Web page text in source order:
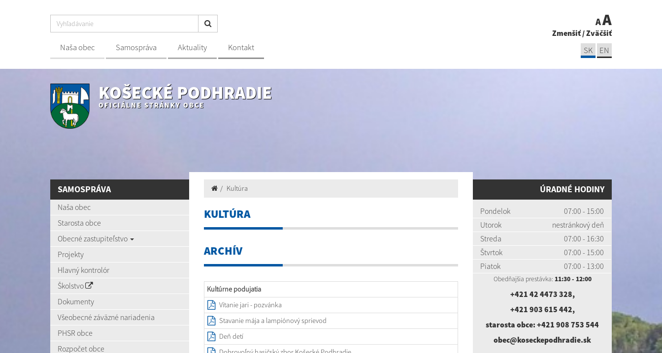
Naša obec Samospráva Aktuality Kontakt
AA
Zmenšiť/Zväčšiť
SK EN
KOŠECKÉ PODHRADIE
OFICIÁLNE STRÁNKY OBCE
SAMOSPRÁVA
Naša obec
Starosta obce
Obecné zastupiteľstvo
Projekty
Hlavný kontrolór
Školstvo
Dokumenty
Všeobecné záväzné nariadenia
PHSR obce
Rozpočet obce
Kultúra
KULTÚRA
ARCHÍV
Kultúrne podujatia
Vítanie jari - pozvánka
Stavanie mája a lampiónový sprievod
Deň detí
ÚRADNÉ HODINY
Pondelok
07:00 - 15:00
Utorok
nestránkový deň
Streda
07:00 - 16:30
Štvrtok
07:00 - 15:00
Piatok
07:00 - 13:00
Obedňajšia prestávka: 11:30 - 12:00
+421 42 4473 328,
+421 903 615 442,
starosta obce:+421 908 753 544
obec@koseckepodhradie.sk